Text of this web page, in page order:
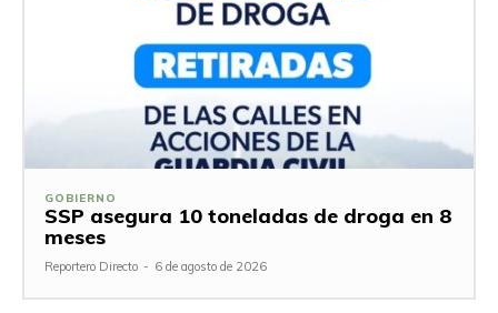
GOBIERNO
SSP asegura 10 toneladas de droga en 8
meses
Reportero Directo - 6 de agosto de 2026